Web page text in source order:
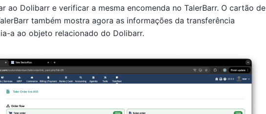
ao Dolibarr e verificar a mesma encomenda no TalerBarr. O cartão de
também mostra agora as informações da transferência
a ao objeto relacionado do Dolibarr.